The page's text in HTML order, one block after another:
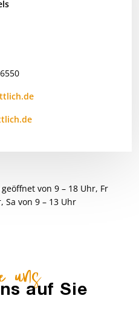
von 9 – 18 Uhr, Fr
Sa von 9 – 13 Uhr
unsauf Sie